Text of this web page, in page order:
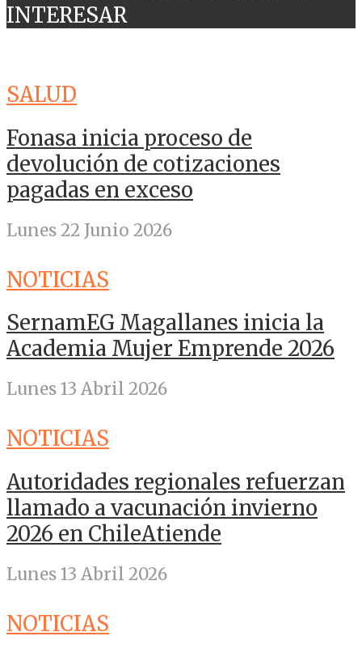
INTERESAR
SALUD
Fonasa inicia proceso de
devolución de cotizaciones
pagadas en exceso
Lunes 22 Junio 2026
NOTICIAS
SernamEG Magallanes inicia la
Academia Mujer Emprende 2026
Lunes 13 Abril 2026
NOTICIAS
Autoridades regionales refuerzan
llamado a vacunación invierno
2026 en ChileAtiende
Lunes 13 Abril 2026
NOTICIAS